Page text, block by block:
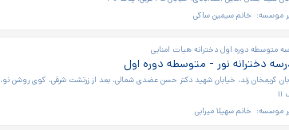
موسسه: خانم سیمین ساکی
متوسطه دوره اول دخترانه هیات امنایی
دخترانه نور - متوسطه دوره اول
کریمخان زند، خیابان شهید دکتر حسن عضدی شمالی، بعد از زرتشت شرقی، کوی روشن نو،
موسسه: خانم سهیلا میرابی